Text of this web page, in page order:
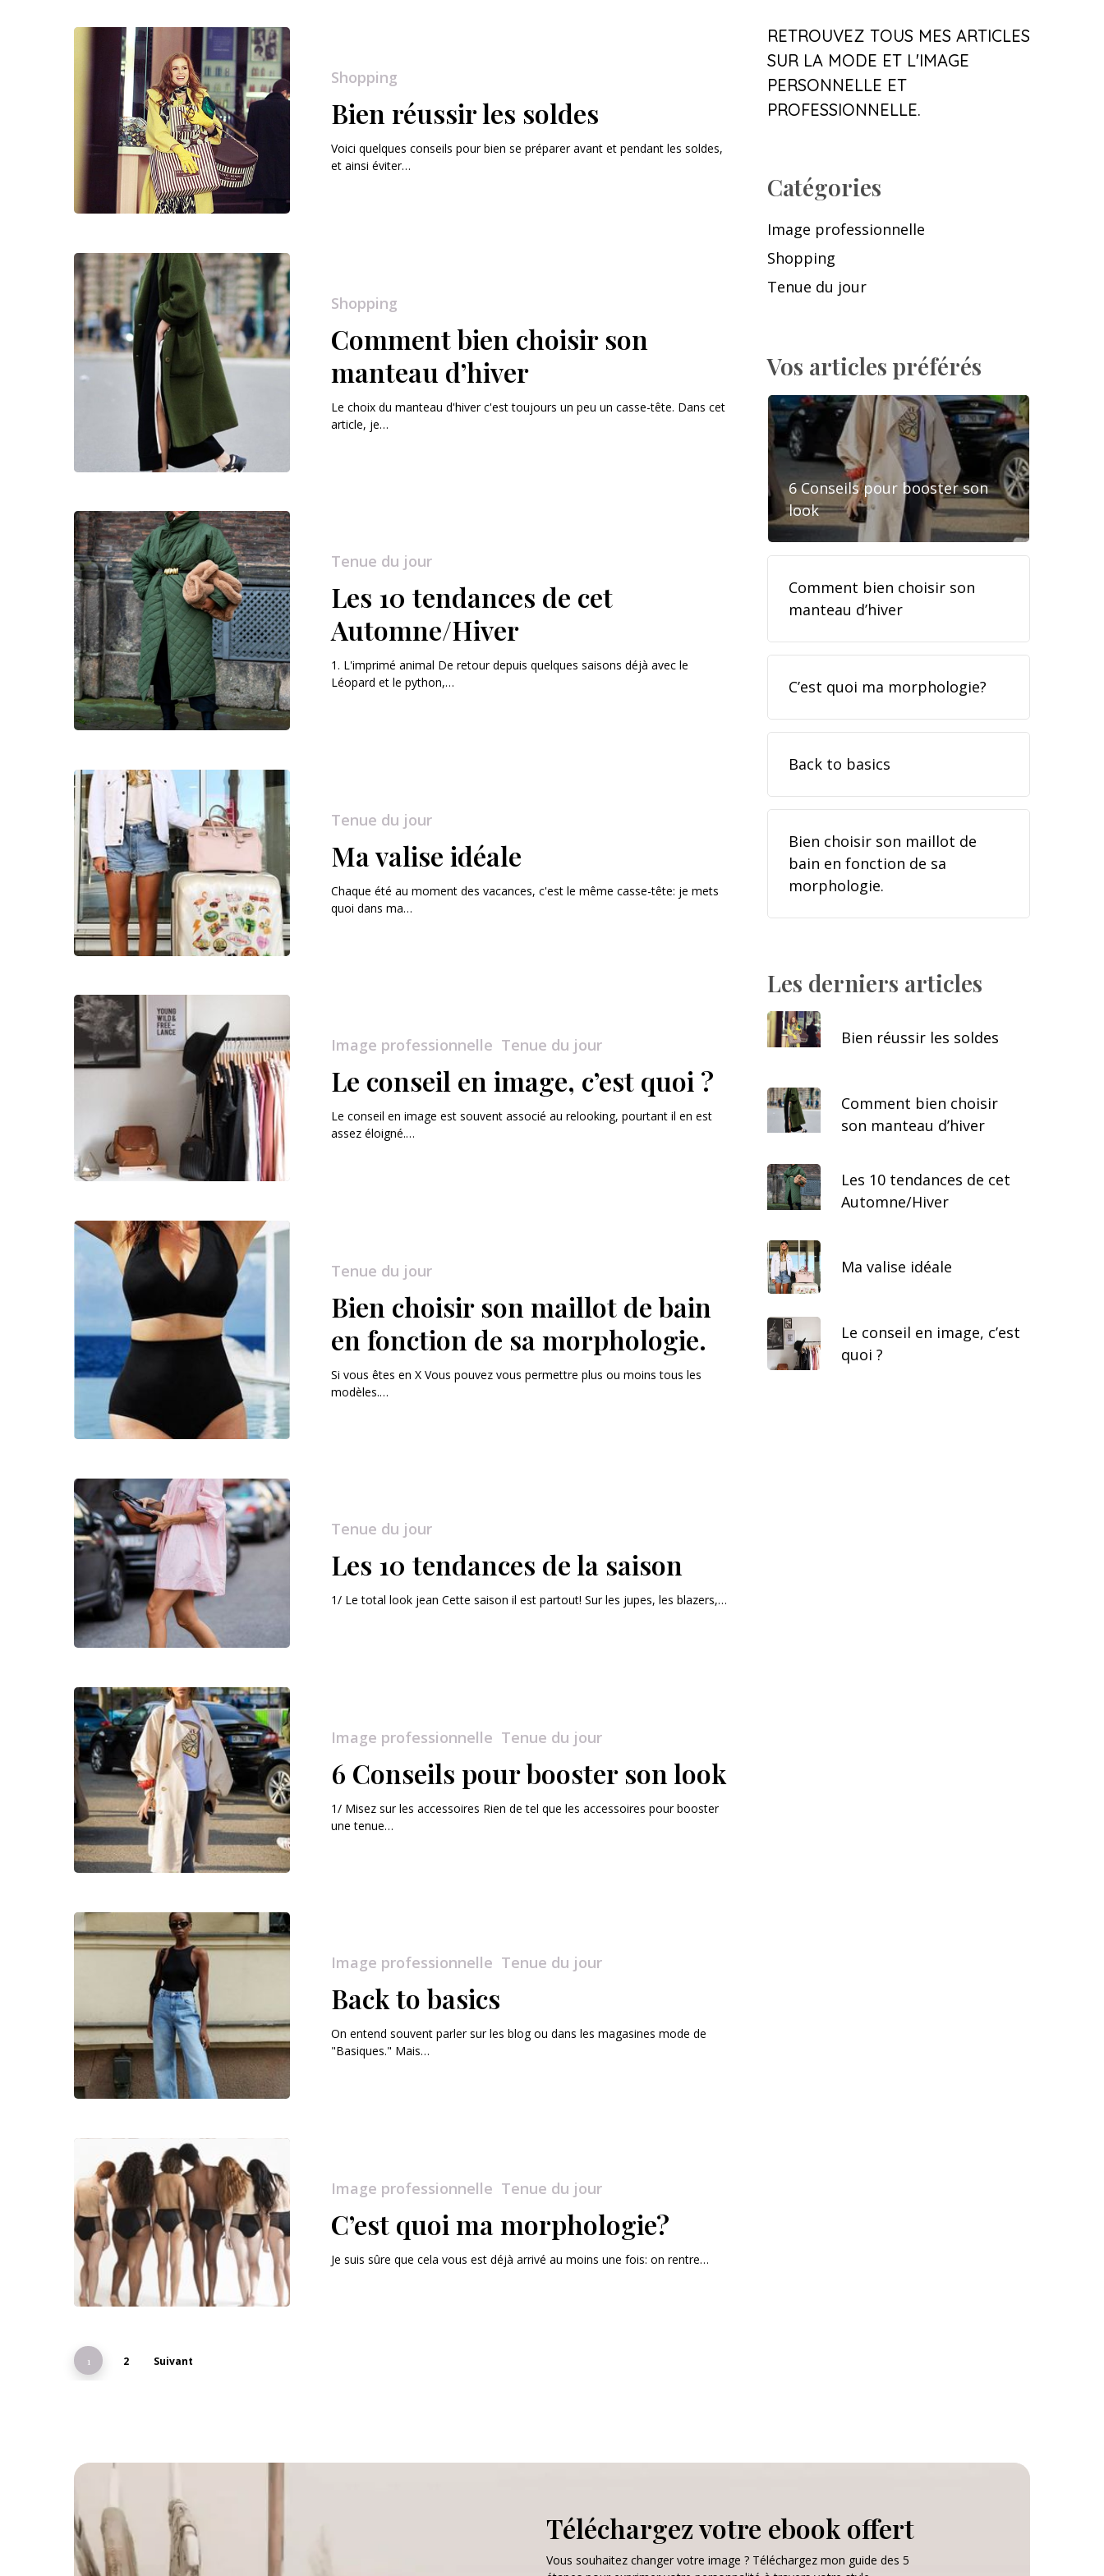
Shopping
Bien réussir les soldes
Voici quelques conseils pour bien se préparer avant et pendant les soldes,
et ainsi éviter…
Shopping
Comment bien choisir son
manteau d’hiver
Le choix du manteau d'hiver c'est toujours un peu un casse-tête. Dans cet
article, je…
Tenue du jour
Les 10 tendances de cet
Automne/Hiver
1. L'imprimé animal De retour depuis quelques saisons déjà avec le
Léopard et le python,…
Tenue du jour
Ma valise idéale
Chaque été au moment des vacances, c'est le même casse-tête: je mets
quoi dans ma…
Image professionnelle Tenue du jour
Le conseil en image, c’est quoi ?
Le conseil en image est souvent associé au relooking, pourtant il en est
assez éloigné.…
Tenue du jour
Bien choisir son maillot de bain
en fonction de sa morphologie.
Si vous êtes en X Vous pouvez vous permettre plus ou moins tous les
modèles.…
Tenue du jour
Les 10 tendances de la saison
1/ Le total look jean Cette saison il est partout! Sur les jupes, les blazers,…
Image professionnelle Tenue du jour
6 Conseils pour booster son look
1/ Misez sur les accessoires Rien de tel que les accessoires pour booster
une tenue…
Image professionnelle Tenue du jour
Back to basics
On entend souvent parler sur les blog ou dans les magasines mode de
"Basiques." Mais…
Image professionnelle Tenue du jour
C’est quoi ma morphologie?
Je suis sûre que cela vous est déjà arrivé au moins une fois: on rentre…
1 2 Suivant
RETROUVEZ TOUS MES ARTICLES
SUR LA MODE ET L'IMAGE
PERSONNELLE ET
PROFESSIONNELLE.
Catégories
Image professionnelle
Shopping
Tenue du jour
Vos articles préférés
6 Conseils pour booster son
look
Comment bien choisir son
manteau d’hiver
C’est quoi ma morphologie?
Back to basics
Bien choisir son maillot de
bain en fonction de sa
morphologie.
Les derniers articles
Bien réussir les soldes
Comment bien choisir
son manteau d’hiver
Les 10 tendances de cet
Automne/Hiver
Ma valise idéale
Le conseil en image, c’est
quoi ?
Téléchargez votre ebook offert
Vous souhaitez changer votre image ? Téléchargez mon guide des 5